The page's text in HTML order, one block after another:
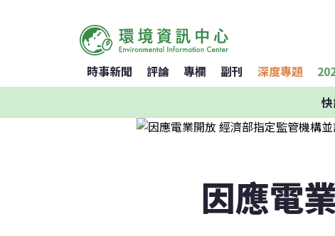
時事新聞 評論 專欄 副刊 深度專題
因應電